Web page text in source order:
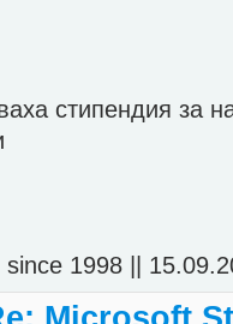
стипендия за
since 1998 ||